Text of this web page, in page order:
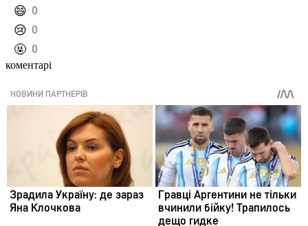
️😄 0
️😢 0
️🤬 0
коментарі